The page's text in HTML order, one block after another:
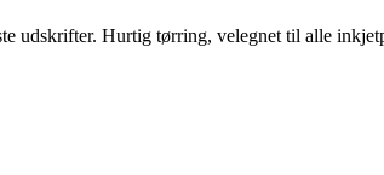
udskrifter. Hurtig tørring, velegnet til alle